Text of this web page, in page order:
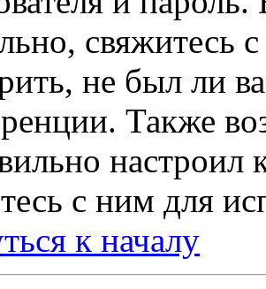
свяжитесь
не был ли
Также
с ним для
к началу